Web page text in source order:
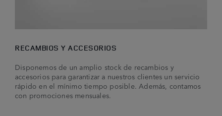
RECAMBIOS Y ACCESORIOS
Disponemos de un amplio stock de recambios y
accesorios para garantizar a nuestros clientes un servicio
rápido en el mínimo tiempo posible. Además, contamos
con promociones mensuales.